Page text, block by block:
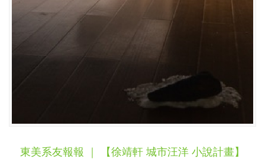
東美系友報報 ｜ 【徐靖軒 城市汪洋 小說計畫】